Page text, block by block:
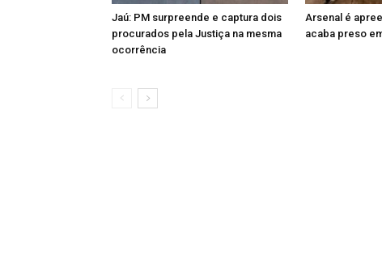
Jaú: PM surpreende e captura dois
procurados pela Justiça na mesma
ocorrência
Arsenal é
acaba preso